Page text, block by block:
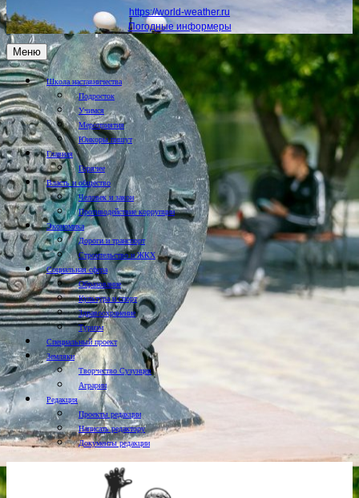
https://world-weather.ru
Погодные информеры
Меню
Школа наставничества
Подросток
Учимся
Мероприятия
Юнкоры пишут
Главная
Горячее
Власть и общество
Человек и закон
Противодействие коррупции
Экономика
Дороги и транспорт
Строительство и ЖКХ
Социальная сфера
Образование
Культура и спорт
Здравоохранение
Туризм
Специальный проект
Земляки
Творчество Сузунцев
Аграрии
Редакция
Проекты редакции
Написать редактору
Документы редакции